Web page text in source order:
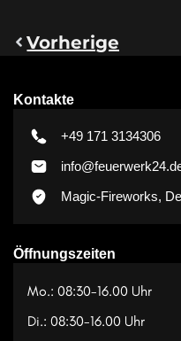
Vorherige
Kontakte
+49 171 3134306
Magic-Fireworks,
Öffnungszeiten
Mo.: 08:30-16.00 Uhr
Di.: 08:30-16.00 Uhr